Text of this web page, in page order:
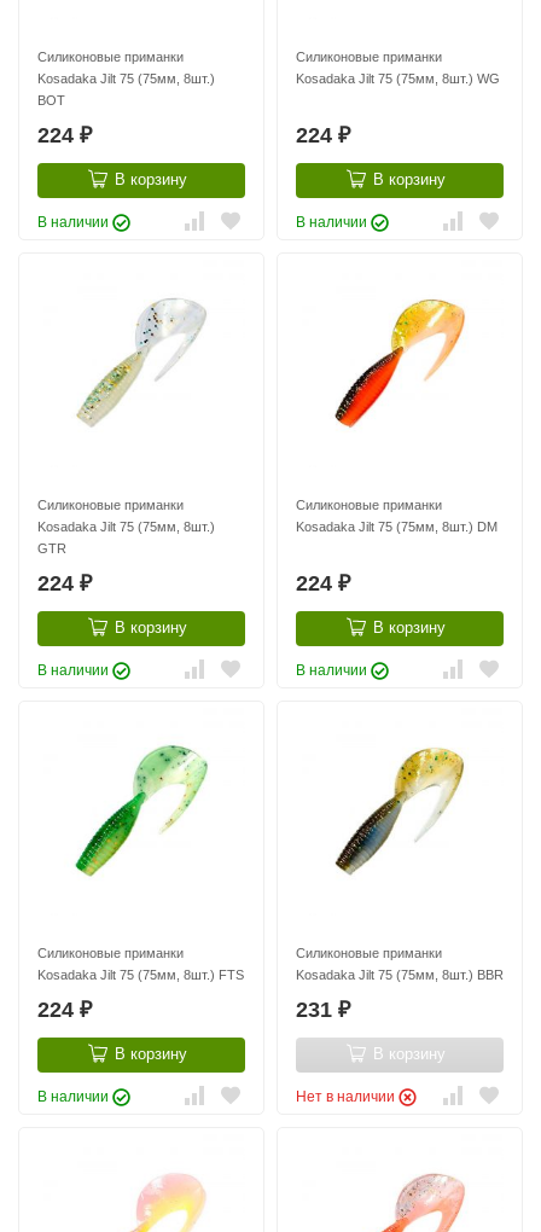
Силиконовые приманки
Kosadaka Jilt 75 (75мм, 8шт.)
BOT
224 ₽
В корзину
В наличии
Силиконовые приманки
Kosadaka Jilt 75 (75мм, 8шт.) WG
224 ₽
В корзину
В наличии
Силиконовые приманки
Kosadaka Jilt 75 (75мм, 8шт.)
GTR
224 ₽
В корзину
В наличии
Силиконовые приманки
Kosadaka Jilt 75 (75мм, 8шт.) DM
224 ₽
В корзину
В наличии
Силиконовые приманки
Kosadaka Jilt 75 (75мм, 8шт.) FTS
224 ₽
В корзину
В наличии
Силиконовые приманки
Kosadaka Jilt 75 (75мм, 8шт.) BBR
231 ₽
В корзину
Нет в наличии